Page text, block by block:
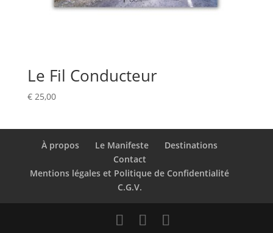
Le Fil Conducteur
€25,00
À propos Le Manifeste
Destinations
Contact
Mentions légales et Politique de Confidentialité
C.G.V.